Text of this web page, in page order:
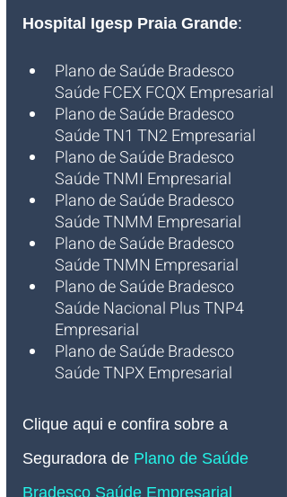
Hospital Igesp Praia Grande:
Plano de Saúde Bradesco
Saúde FCEX FCQX Empresarial
Plano de Saúde Bradesco
Saúde TN1 TN2 Empresarial
Plano de Saúde Bradesco
Saúde TNMI Empresarial
Plano de Saúde Bradesco
Saúde TNMM Empresarial
Plano de Saúde Bradesco
Saúde TNMN Empresarial
Plano de Saúde Bradesco
Saúde Nacional Plus TNP4
Empresarial
Plano de Saúde Bradesco
Saúde TNPX Empresarial
Clique aqui e confira sobre a
Seguradora de Plano de Saúde
Bradesco Saúde Empresarial